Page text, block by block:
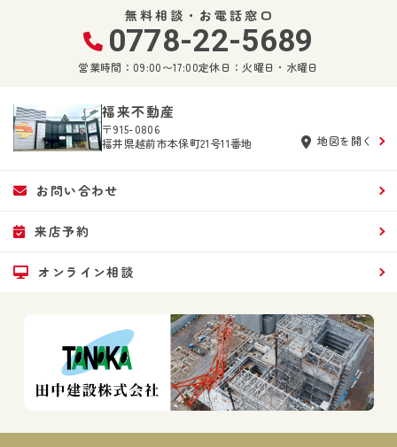
無料相談・お電話窓口
0778-22-5689
営業時間：09:00〜17:00定休日：火曜日・水曜日
福来不動産
〒915-0806
福井県越前市本保町21号11番地
地図を開く
お問い合わせ
来店予約
オンライン相談